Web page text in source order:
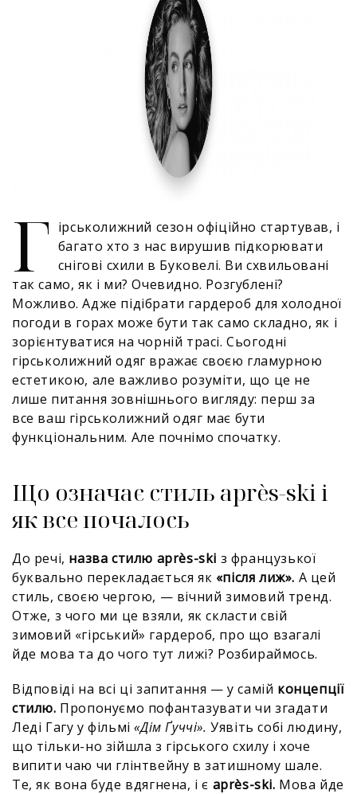
Г ірськолижний сезон офіційно стартував, і
багато хто з нас вирушив підкорювати
снігові схили в Буковелі. Ви схвильовані
так само, як і ми? Очевидно. Розгублені?
Можливо. Адже підібрати гардероб для холодної
погоди в горах може бути так само складно, як і
зорієнтуватися на чорній трасі. Сьогодні
гірськолижний одяг вражає своєю гламурною
естетикою, але важливо розуміти, що це не
лише питання зовнішнього вигляду: перш за
все ваш гірськолижний одяг має бути
функціональним. Але почнімо спочатку.
Що означає стиль après-ski і
як все почалось
До речі, назва стилю après-ski з французької
буквально перекладається як «після лиж». А цей
стиль, своєю чергою, — вічний зимовий тренд.
Отже, з чого ми це взяли, як скласти свій
зимовий «гірський» гардероб, про що взагалі
йде мова та до чого тут лижі? Розбираймось.
Відповіді на всі ці запитання — у самій концепції
стилю. Пропонуємо пофантазувати чи згадати
Леді Гагу у фільмі«Дім Ґуччі». Уявіть собі людину,
що тільки-но зійшла з гірського схилу і хоче
випити чаю чи глінтвейну в затишному шале.
Те, як вона буде вдягнена, і є après-ski. Мова йде